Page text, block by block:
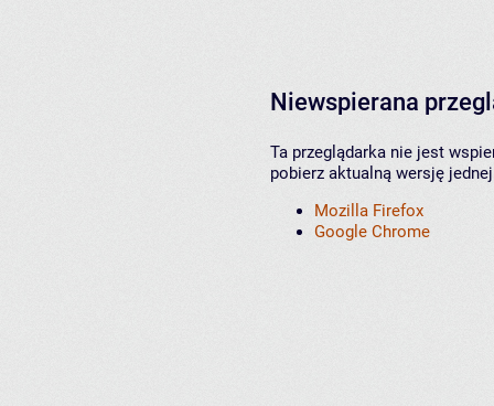
Niewspierana
Ta przeglądarka nie jest
pobierz aktualną wersję
Mozilla Firefox
Google Chrome